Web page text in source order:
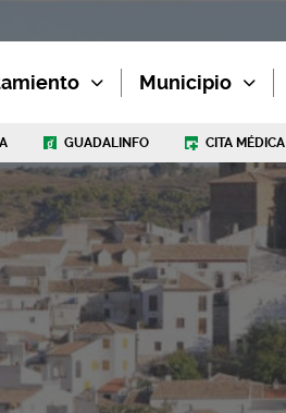
Municipio
GUADALINFO CITA MÉDICA